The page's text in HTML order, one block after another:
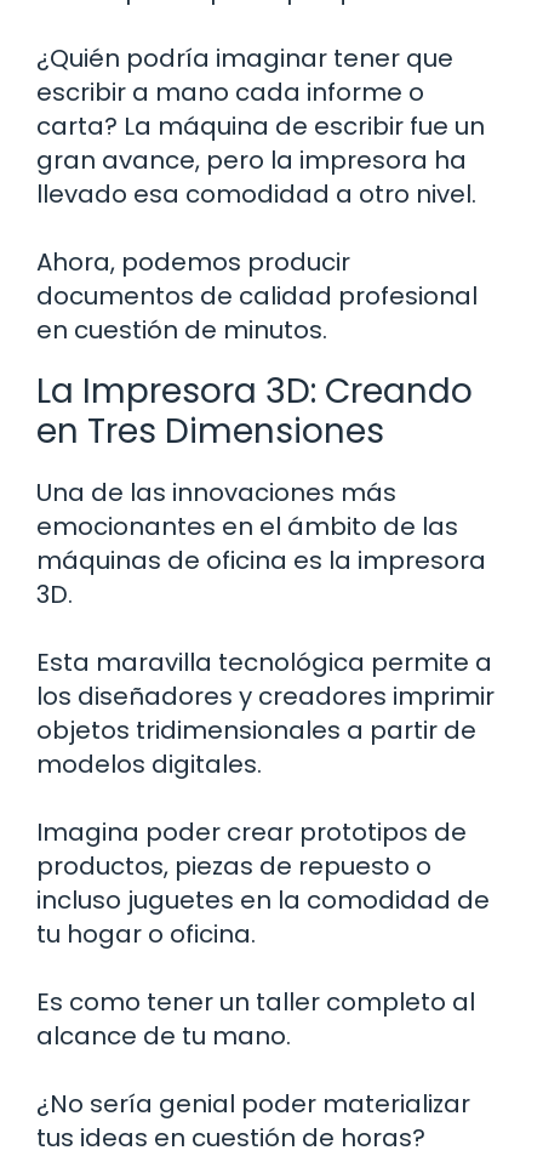
¿Quién podría imaginar tener que
escribir a mano cada informe o
carta? La máquina de escribir fue un
gran avance, pero la impresora ha
llevado esa comodidad a otro nivel.
Ahora, podemos producir
documentos de calidad profesional
en cuestión de minutos.
La Impresora 3D: Creando
en Tres Dimensiones
Una de las innovaciones más
emocionantes en el ámbito de las
máquinas de oficina es la impresora
3D.
Esta maravilla tecnológica permite a
los diseñadores y creadores imprimir
objetos tridimensionales a partir de
modelos digitales.
Imagina poder crear prototipos de
productos, piezas de repuesto o
incluso juguetes en la comodidad de
tu hogar o oficina.
Es como tener un taller completo al
alcance de tu mano.
¿No sería genial poder materializar
tus ideas en cuestión de horas?